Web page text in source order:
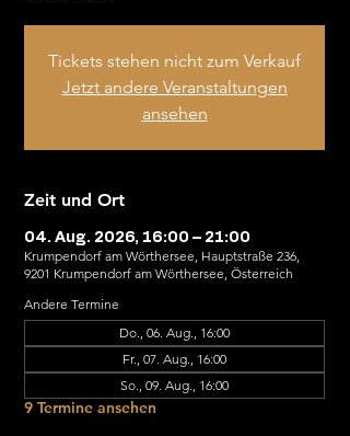
Tickets stehen nicht zum Verkauf
Jetzt andere Veranstaltungen
ansehen
Zeit und Ort
04. Aug. 2026, 16:00 – 21:00
Krumpendorf am Wörthersee, Hauptstraße 236,
9201 Krumpendorf am Wörthersee, Österreich
Andere Termine
Do., 06. Aug., 16:00
Fr., 07. Aug., 16:00
So., 09. Aug., 16:00
9 Termine ansehen